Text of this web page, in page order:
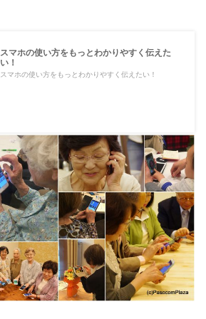
スマホの使い方をもっとわかりやすく伝えた
い！
スマホの使い方をもっとわかりやすく伝えたい！